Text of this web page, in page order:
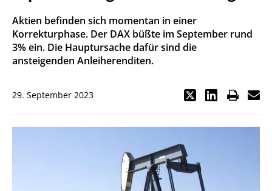
Aktien befinden sich momentan in einer
Korrekturphase. Der DAX büßte im September rund
3% ein. Die Hauptursache dafür sind die
ansteigenden Anleiherenditen.
29. September 2023